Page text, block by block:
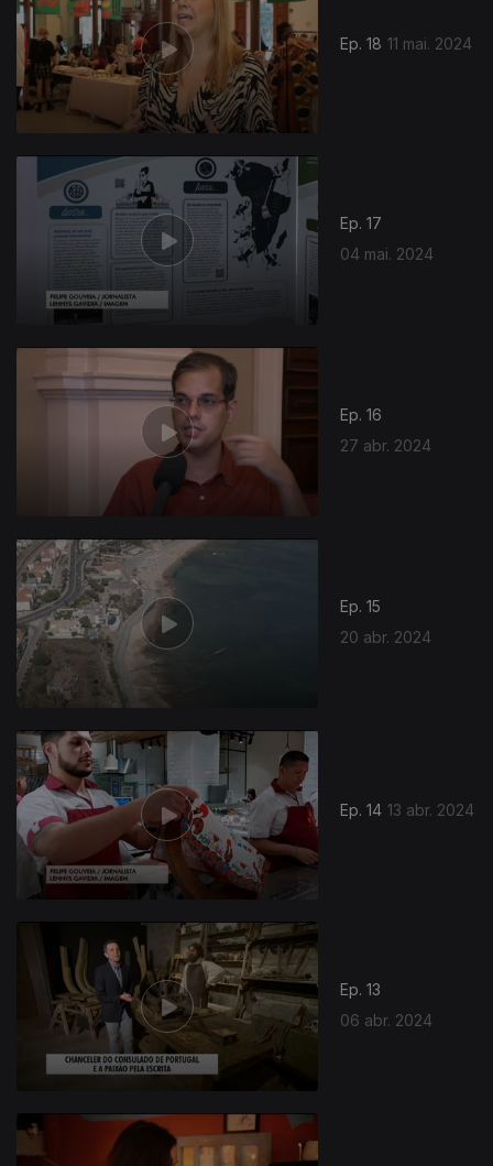
Ep. 18 11 mai. 2024
Ep. 17
04 mai. 2024
Ep. 16
27 abr. 2024
Ep. 15
20 abr. 2024
Ep. 14 13 abr. 2024
Ep. 13
06 abr. 2024